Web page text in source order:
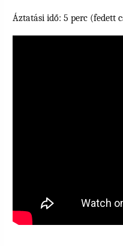
Áztatási idő: 5 perc (fedett